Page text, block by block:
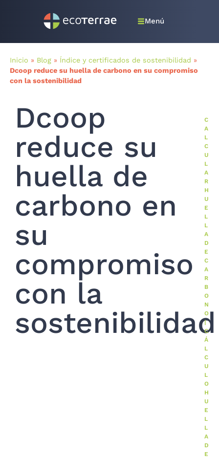
Menú
Inicio » Blog » Índice y certificados de sostenibilidad »
Dcoop reduce su huella de carbono en su compromiso
con la sostenibilidad
Dcoop
reduce su
huella de
carbono en
su
compromiso
con la
sostenibilidad
C
A
L
C
U
L
A
R
H
U
E
L
L
A
D
E
C
A
R
B
O
N
O
|
C
Á
L
C
U
L
O
H
U
E
L
L
A
D
E